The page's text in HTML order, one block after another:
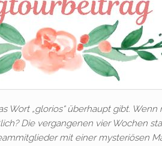
Wort „glorios“ überhaupt gibt.
Die vergangenen vier Wochen
mit einer mysteriösen